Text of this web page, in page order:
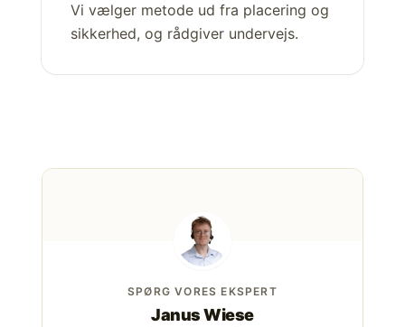
Vi vælger metode ud fra placering og
sikkerhed, og rådgiver undervejs.
SPØRG VORES EKSPERT
Janus Wiese